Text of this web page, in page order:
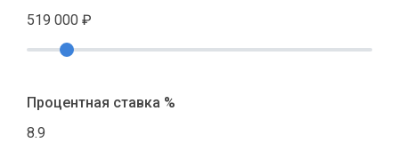
519 000 ₽
Процентная ставка %
8.9